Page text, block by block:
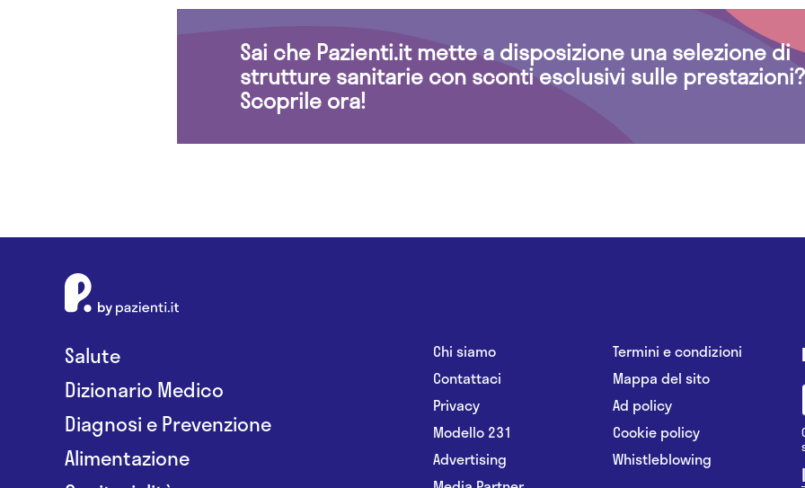
Sai che Pazienti.it mette a disposizione una selezione di
strutture sanitarie con sconti esclusivi sulle prestazioni?
Scoprile ora!
Salute
Dizionario Medico
Diagnosi e Prevenzione
Alimentazione
Chi siamo
Contattaci
Privacy
Modello 231
Advertising
Termini e condizioni
Mappa del sito
Ad policy
Cookie policy
Whistleblowing